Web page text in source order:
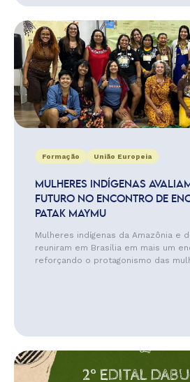
Formação União Europeia
MULHERES INDÍGENAS
FUTURO NO ENCONTRO DE
PATAK MAYMU
Mulheres indígenas da Amazônia e
reuniram em Brasília em mais um
reforçando o protagonismo das